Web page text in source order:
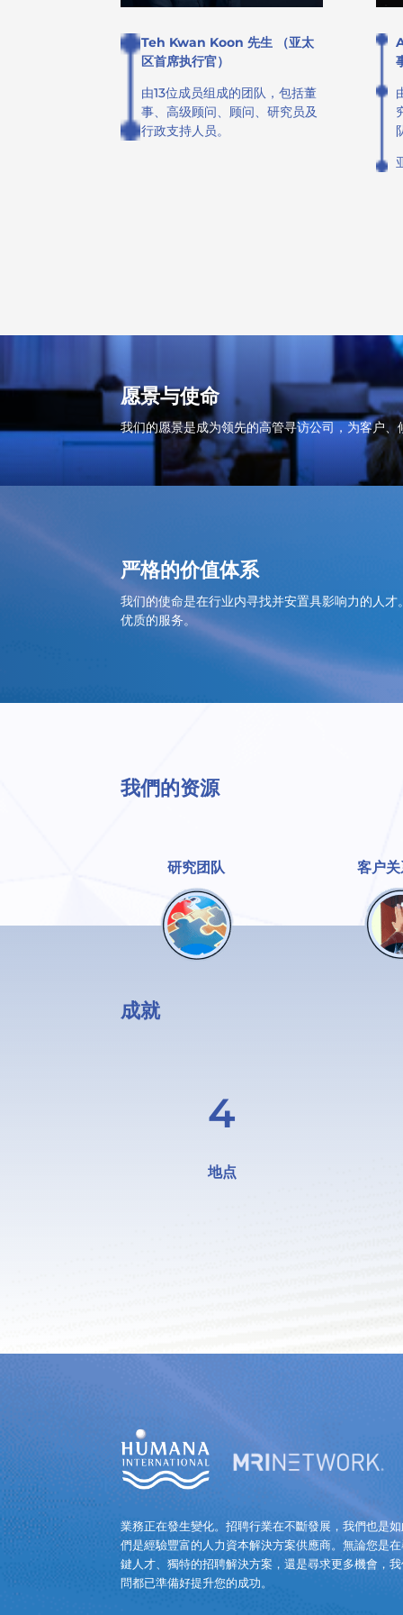
Teh Kwan Koon 先生 （亚太
区首席执行官）
由13位成员组成的团队，包括董
事、高级顾问、顾问、研究员及
行政支持人员。
愿景与使命
我们的愿景是成为领先的高管寻访公司，为客户
严格的价值体系
我们的使命是在行业内寻找并安置具影响力的人
优质的服务。
我們的资源
研究团队 客户
成就
4
地点
業務正在發生變化。招聘行業在不斷發展，我們也是
們是經驗豐富的人力資本解決方案供應商。無論您是
鍵人才、獨特的招聘解決方案，還是尋求更多機會，
問都已準備好提升您的成功。